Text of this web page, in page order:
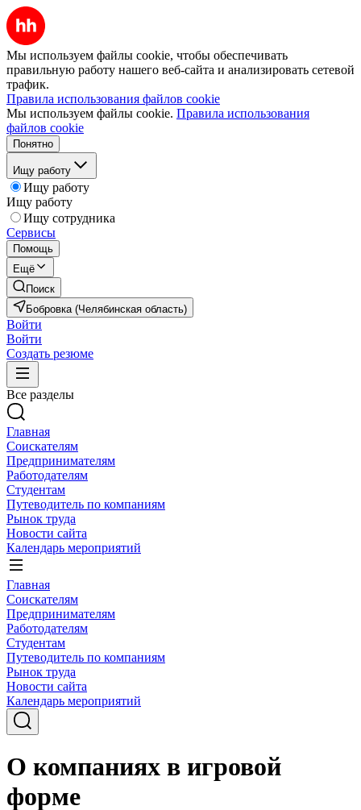
Мы используем файлы cookie, чтобы обеспечивать
правильную работу нашего веб-сайта и анализировать сетевой
трафик.
Правила использования файлов cookie
Мы используем файлы cookie. Правила использования
файлов cookie
Понятно
Ищу работу
Ищу работу
Ищу работу
Ищу сотрудника
Сервисы
Помощь
Ещё
Поиск
Бобровка (Челябинская область)
Войти
Войти
Создать резюме
Все разделы
Главная
Соискателям
Предпринимателям
Работодателям
Студентам
Путеводитель по компаниям
Рынок труда
Новости сайта
Календарь мероприятий
Главная
Соискателям
Предпринимателям
Работодателям
Студентам
Путеводитель по компаниям
Рынок труда
Новости сайта
Календарь мероприятий
О компаниях в игровой
форме